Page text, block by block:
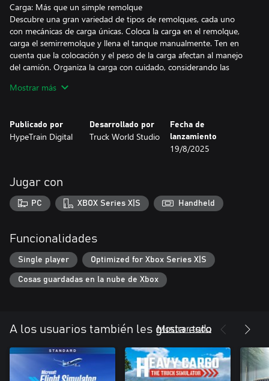
Carga: Más que un simple remolque
Descubre una gran variedad de tipos de remolques, cada uno
con mecánicas de carga únicas. Coloca la carga en el remolque,
carga el semirremolque y llena el tanque manualmente. Ten en
cuenta que la colocación y el peso de la carga afectan al manejo
del camión. Organiza la carga con cuidado, considerando las
olvides que estás en Australia, el hogar de los trenes de carretera
Australia
Sumérgete en la naturaleza única y la diversidad de Australia.
Explora millas de carreteras asfaltadas, así como caminos de tierra
libertad de explorar y encontrar las mejores rutas.
Condiciones meteorológicas dinámicas y ciclo día-noche
Vive el impacto realista de las condiciones meteorológicas en el
viaje en un desafío único que requiere una atención especial.
volante de un camión pesado mientras el día se convierte en
noche, lo cual añade aún más realismo a tu viaje.
Mostrar más
Publicado por
HypeTrain Digital
Desarrollado por
Truck World Studio
Fecha de
lanzamiento
19/8/2025
Jugar con
PC XBOX Series X|S Handheld
Funcionalidades
Single player Optimized for Xbox Series X|S
Cosas guardadas en la nube de Xbox
A los usuarios también les gusta esto
Mostrar todo